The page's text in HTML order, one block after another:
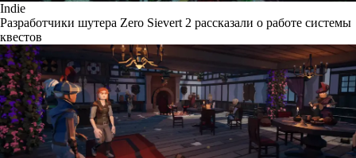
Indie
Разработчики шутера Zero Sievert 2 рассказали о работе системы
квестов